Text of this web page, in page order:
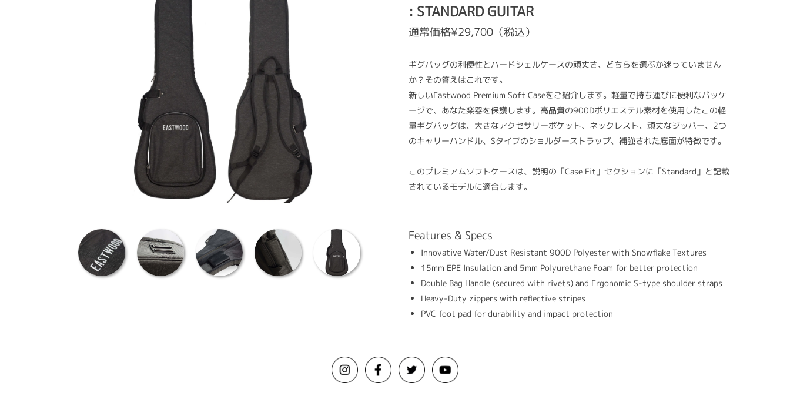
: STANDARD GUITAR
通常価格¥29,700（税込）
ギグバッグの利便性とハードシェルケースの頑丈さ、どちらを選ぶか迷っていません
か？その答えはこれです。
新しいEastwood Premium Soft Caseをご紹介します。軽量で持ち運びに便利なパッケ
ージで、あなた楽器を保護します。高品質の900Dポリエステル素材を使用したこの軽
量ギグバッグは、大きなアクセサリーポケット、ネックレスト、頑丈なジッパー、2つ
のキャリーハンドル、Sタイプのショルダーストラップ、補強された底面が特徴です。
このプレミアムソフトケースは、説明の「Case Fit」セクションに「Standard」と記載
されているモデルに適合します。
Features & Specs
Innovative Water/Dust Resistant 900D Polyester with Snowflake Textures
15mm EPE Insulation and 5mm Polyurethane Foam for better protection
Double Bag Handle (secured with rivets) and Ergonomic S-type shoulder straps
Heavy-Duty zippers with reflective stripes
PVC foot pad for durability and impact protection